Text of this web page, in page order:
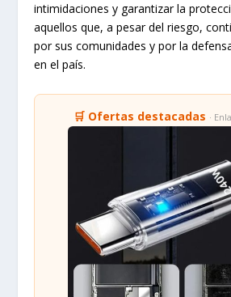
intimidaciones y garantizar la
aquellos que, a pesar del riesgo,
por sus comunidades y por la
en el país.
🛒 Ofertas destacadas ·